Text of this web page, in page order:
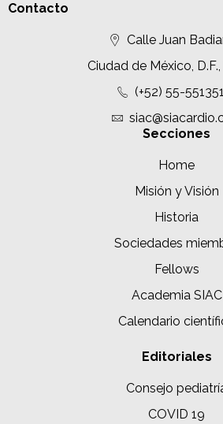
Contacto
Calle Juan
Ciudad de México,
(+52) 55-
Secciones
Home
Misión y Visión
Historia
Sociedades
Fellows
Academia SIAC
Calendario
Editoriales
Consejo
COVID 19